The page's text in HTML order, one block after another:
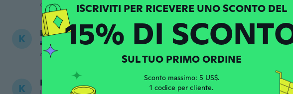
circa 5 anni fa
K Kaisa
Iscrizione dal 2016 · 189 recensioni
circa 5 anni fa
K Kym
ISCRIVITI PER RICEVERE UNO SCONTO DEL
15% DI
SUL TUO PRIMO ORDINE
Sconto massimo: 5 US$.
1 codice per cliente.